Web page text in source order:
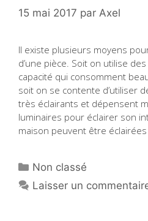
15 mai 2017 par Axel
Il existe plusieurs moyens
d’une pièce. Soit on utilise
capacité qui consomment
soit on se contente d’utiliser
très éclairants et dépensent
luminaires pour éclairer son
maison peuvent être éclairées
Catégories
Non classé
Laisser un